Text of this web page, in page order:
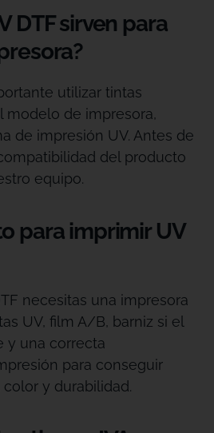
DTF sirven para
utilizar tintas
modelo de impresora,
de impresión UV. Antes de
del producto
equipo.
para imprimir UV
necesitas una impresora
UV, film A/B, barniz si el
y una correcta
para conseguir
y durabilidad.